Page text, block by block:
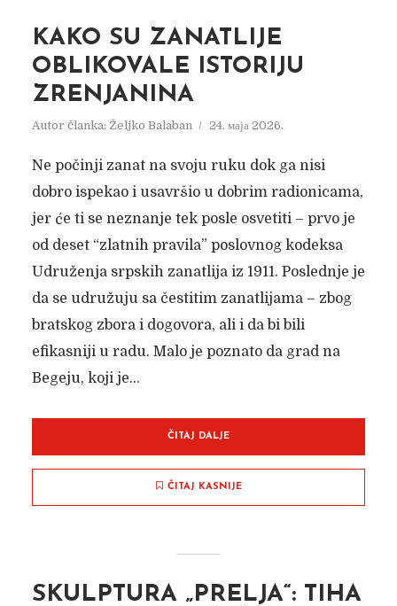
KAKO SU ZANATLIJE
OBLIKOVALE ISTORIJU
ZRENJANINA
Autor članka: Željko Balaban 24. маја 2026.
Ne počinji zanat na svoju ruku dok ga nisi
dobro ispekao i usavršio u dobrim radionicama,
jer će ti se neznanje tek posle osvetiti – prvo je
od deset “zlatnih pravila” poslovnog kodeksa
Udruženja srpskih zanatlija iz 1911. Poslednje je
da se udružuju sa čestitim zanatlijama – zbog
bratskog zbora i dogovora, ali i da bi bili
efikasniji u radu. Malo je poznato da grad na
Begeju, koji je...
ČITAJ DALJE
ČITAJ KASNIJE
SKULPTURA „PRELJA“: TIHA